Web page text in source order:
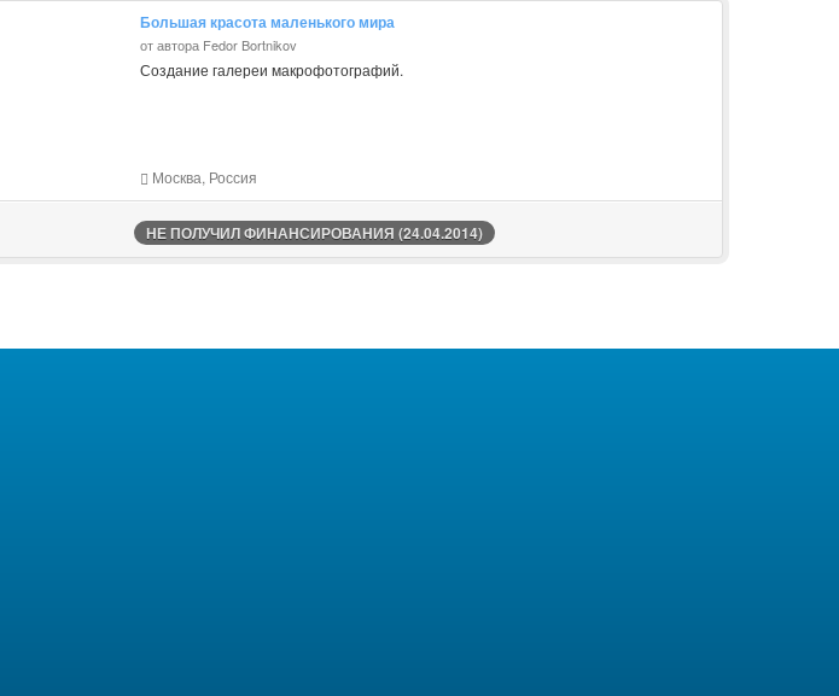
Большая красота маленького мира
от автора Fedor Bortnikov
Создание галереи макрофотографий.
Москва, Россия
НЕ ПОЛУЧИЛ ФИНАНСИРОВАНИЯ (24.04.2014)